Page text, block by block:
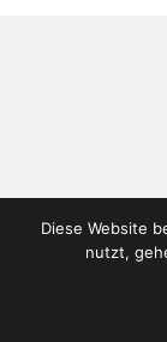
Diese Website
nutzt,